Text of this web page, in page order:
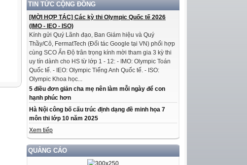
TIN TỨC CỘNG ĐỒNG
[MỜI HỢP TÁC] Các kỳ thi Olympic Quốc tế 2026
(IMO - IEO - ISO)
Kính gửi Quý Lãnh đạo, Ban Giám hiệu và Quý
Thầy/Cô, FermatTech (Đối tác Google tại VN) phối hợp
cùng SCO Ấn Độ trân trọng kính mời tham gia 3 kỳ thi
uy tín dành cho HS từ lớp 1 - 12: - IMO: Olympic Toán
Quốc tế. - IEO: Olympic Tiếng Anh Quốc tế. - ISO:
Olympic Khoa học...
5 điều đơn giản cha mẹ nên làm mỗi ngày để con
hạnh phúc hơn
Hà Nội công bố cấu trúc định dạng đề minh họa 7
môn thi lớp 10 năm 2025
Xem tiếp
QUẢNG CÁO